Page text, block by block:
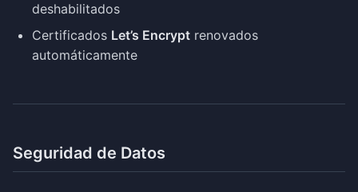
deshabilitados
Certificados Let’s Encrypt renovados
automáticamente
Seguridad de Datos